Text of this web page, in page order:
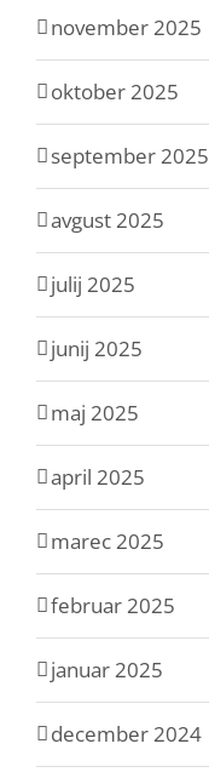
november 2025
oktober 2025
september 2025
avgust 2025
julij 2025
junij 2025
maj 2025
april 2025
marec 2025
februar 2025
januar 2025
december 2024